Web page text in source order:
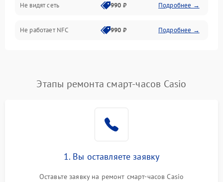
Не видят сеть 990 ₽ Подробнее →
Не работает NFC 990 ₽ Подробнее →
Этапы ремонта смарт-часов Casio
1. Вы оставляете заявку
Оставьте заявку на ремонт смарт-часов Casio